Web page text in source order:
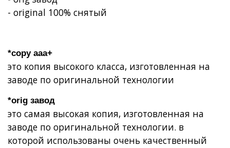
- original 100% снятый
*copy aaa+
это копия высокого класса, изготовленная на
заводе по оригинальной технологии
*orig завод
это самая высокая копия, изготовленная на
заводе по оригинальной технологии. в
которой использованы очень качественный